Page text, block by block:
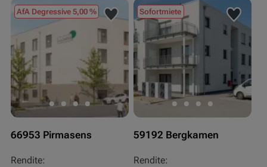
AfA Degressive 5,00 %
66953 Pirmasens
Rendite:
Sofortmiete
59192 Bergkamen
Rendite: